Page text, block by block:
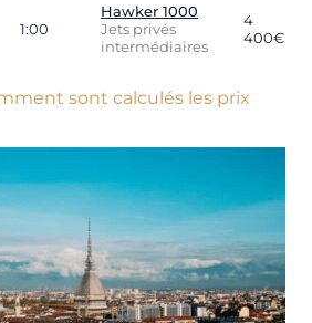
1:00
Hawker 1000
Jets privés
intermédiaires
4
400€
sont calculés les prix